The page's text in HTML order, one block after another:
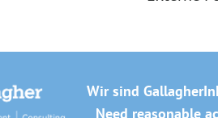
Wir sind Gallagher
Need reasonable